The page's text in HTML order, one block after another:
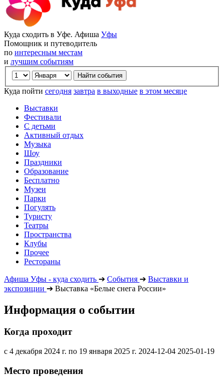
Куда сходить в Уфе. Афиша Уфы
Помощник и путеводитель
по интересным местам
и лучшим событиям
Куда пойти сегодня завтра в выходные в этом месяце
Выставки
Фестивали
С детьми
Активный отдых
Музыка
Шоу
Праздники
Образование
Бесплатно
Музеи
Парки
Погулять
Туристу
Театры
Пространства
Клубы
Прочее
Рестораны
Афиша Уфы - куда сходить ➔ События ➔ Выставки и
экспозиции ➔ Выставка «Белые снега России»
Информация о событии
Когда проходит
с 4 декабря 2024 г. по 19 января 2025 г. 2024-12-04 2025-01-19
Место проведения